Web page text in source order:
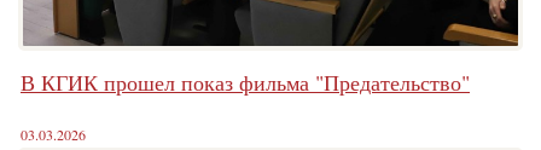
В КГИК прошел показ фильма "Предательство"
03.03.2026